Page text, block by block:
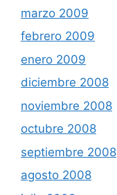
marzo 2009
febrero 2009
enero 2009
diciembre 2008
noviembre 2008
octubre 2008
septiembre 2008
agosto 2008